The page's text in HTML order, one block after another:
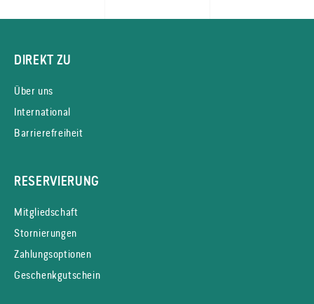
DIREKT ZU
Über uns
International
Barrierefreiheit
RESERVIERUNG
Mitgliedschaft
Stornierungen
Zahlungsoptionen
Geschenkgutschein